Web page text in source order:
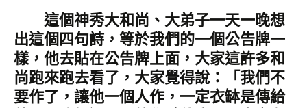
這個神秀大和尚、大弟子一天一晚想
出這個四句詩，等於我們的一個公告牌一
樣，他去貼在公告牌上面，大家這許多和
尚跑來跑去看了，大家覺得說：「我們不
要作了，讓他一個人作，一定衣缽是傳給